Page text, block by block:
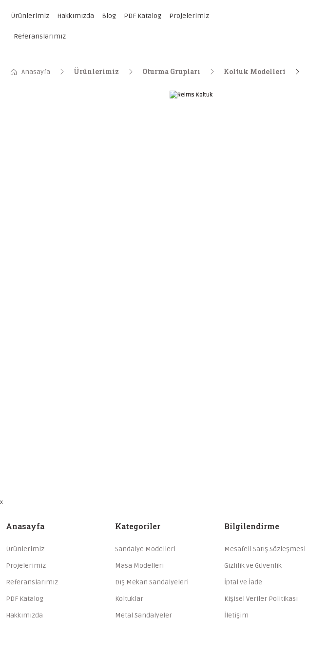
Ürünlerimiz Hakkımızda Blog PDF Katalog Projelerimiz
Referanslarımız
Anasayfa Ürünlerimiz Oturma Grupları Koltuk Modelleri
x
Anasayfa
Ürünlerimiz
Projelerimiz
Referanslarımız
PDF Katalog
Hakkımızda
Kategoriler
Sandalye Modelleri
Masa Modelleri
Dış Mekan Sandalyeleri
Koltuklar
Metal Sandalyeler
Bilgilendirme
Mesafeli Satış Sözleşmesi
Gizlilik ve Güvenlik
İptal ve İade
Kişisel Veriler Politikası
İletişim